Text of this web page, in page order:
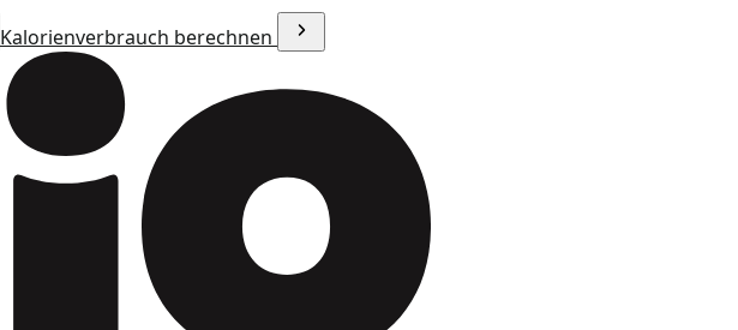
Kalorienverbrauch berechnen